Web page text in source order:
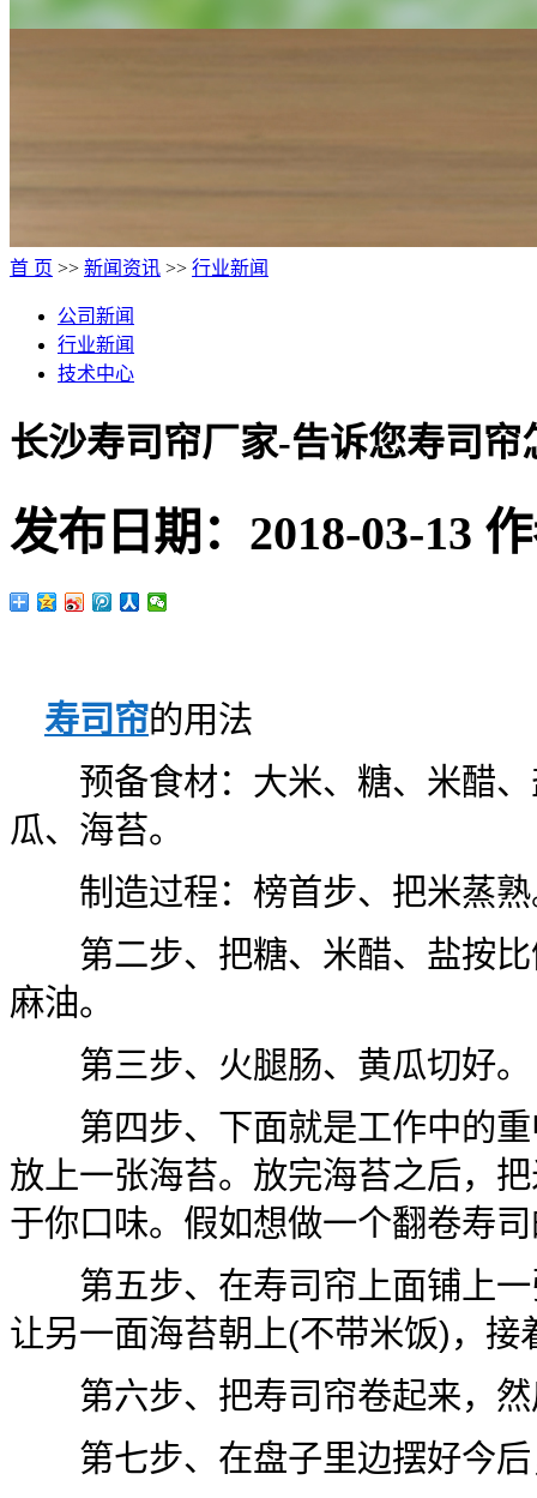
首 页 >> 新闻资讯 >> 行业新闻
公司新闻
行业新闻
技术中心
长沙寿司帘厂家-告诉您寿司帘
发布日期： 2018-03-13
寿司帘的用法
预备食材：大米、糖、米醋、
瓜、海苔。
制造过程：榜首步、把米蒸熟
第二步、把糖、米醋、盐按比
麻油。
第三步、火腿肠、黄瓜切好。
第四步、下面就是工作中的重
放上一张海苔。放完海苔之后，
于你口味。假如想做一个翻卷寿
第五步、在寿司帘上面铺上一
让另一面海苔朝上(不带米饭)，
第六步、把寿司帘卷起来，然
第七步、在盘子里边摆好今后